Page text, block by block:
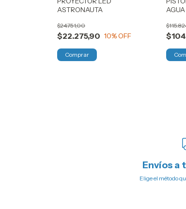
ASTRONAUTA
$22.275,90
$24.751,00
10% OFF
Envíos a
Elige el método